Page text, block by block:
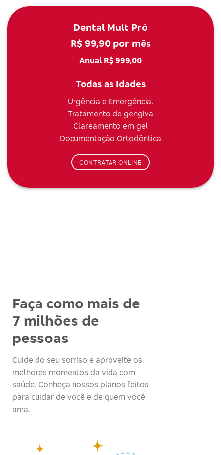
Dental Mult Pró
R$ 99,90 por mês
Anual R$ 999,00
Todas as Idades
Urgência e Emergência.
Tratamento de gengiva
Clareamento em gel
Documentação Ortodôntica
CONTRATAR ONLINE
Faça como mais de
7 milhões de
pessoas
Cuide do seu sorriso e aproveite os
melhores momentos da vida com
saúde. Conheça nossos planos feitos
para cuidar de você e de quem você
ama.